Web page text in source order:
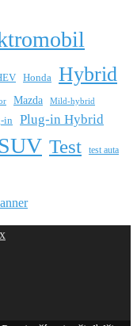
Honda Hybrid
Mazda Mild-hybrid
in Plug-in Hybrid
SUV Test test auta